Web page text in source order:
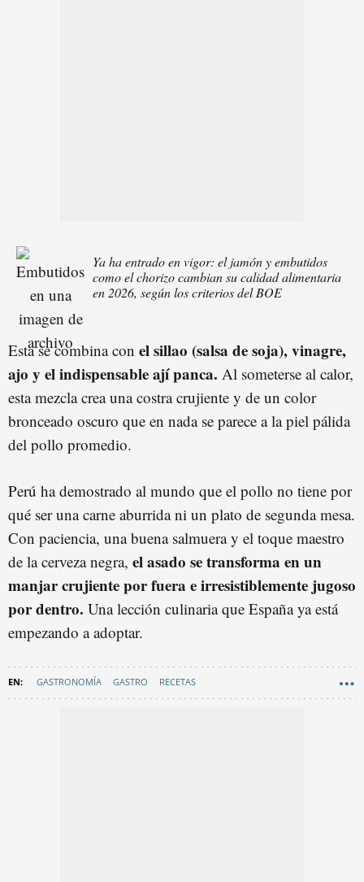
Ya ha entrado en vigor: el jamón y embutidos
como el chorizo cambian su calidad alimentaria
en 2026, según los criterios del BOE
Esta se combina con el sillao (salsa de soja), vinagre,
ajo y el indispensable ají panca. Al someterse al calor,
esta mezcla crea una costra crujiente y de un color
bronceado oscuro que en nada se parece a la piel pálida
del pollo promedio.
Perú ha demostrado al mundo que el pollo no tiene por
qué ser una carne aburrida ni un plato de segunda mesa.
Con paciencia, una buena salmuera y el toque maestro
de la cerveza negra, el asado se transforma en un
manjar crujiente por fuera e irresistiblemente jugoso
por dentro. Una lección culinaria que España ya está
empezando a adoptar.
GASTRONOMÍA GASTRO RECETAS